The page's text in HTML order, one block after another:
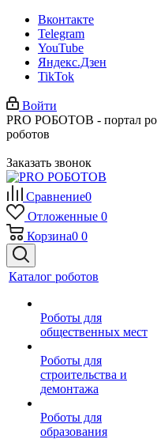
Вконтакте
Telegram
YouTube
Яндекс.Дзен
TikTok
Войти
PRO РОБОТОВ - портал
роботов
Заказать звонок
Сравнение0
Отложенные 0
Корзина0 0
Каталог роботов
Роботы для
общественных мест
Роботы для
строительства и
демонтажа
Роботы для
образования